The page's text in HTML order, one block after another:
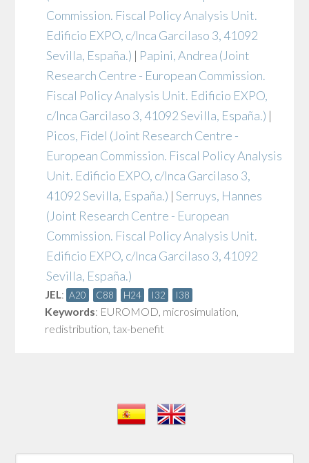
Commission. Fiscal Policy Analysis Unit.
Edificio EXPO, c/Inca Garcilaso 3, 41092
Sevilla, España.) | Papini, Andrea (Joint
Research Centre - European Commission.
Fiscal Policy Analysis Unit. Edificio EXPO,
c/Inca Garcilaso 3, 41092 Sevilla, España.) |
Picos, Fidel (Joint Research Centre -
European Commission. Fiscal Policy Analysis
Unit. Edificio EXPO, c/Inca Garcilaso 3,
41092 Sevilla, España.) |Serruys, Hannes
(Joint Research Centre - European
Commission. Fiscal Policy Analysis Unit.
Edificio EXPO, c/Inca Garcilaso 3, 41092
Sevilla, España.)
JEL: A20 C88 H24 I32 I38
Keywords: EUROMOD, microsimulation,
redistribution, tax-benefit